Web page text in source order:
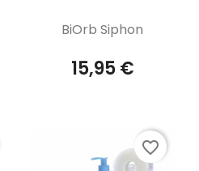
Aperçu rapide
BiOrb Siphon
15,95 €
favorite_border